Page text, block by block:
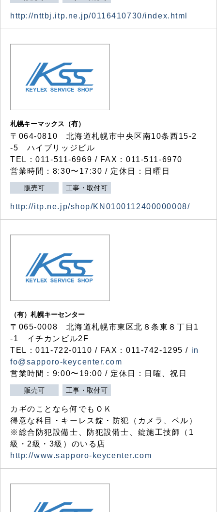
http://nttbj.itp.ne.jp/0116410730/index.html
札幌キーマックス（有）
〒064-0810 北海道札幌市中央区南10条西15-2
-5 ハイブリッジビル
TEL：011-511-6969 / FAX：011-511-6970
営業時間：8:30〜17:30 / 定休日：日曜日
販売可 工事・取付可
http://itp.ne.jp/shop/KN0100112400000008/
（有）札幌キーセンター
〒065-0008 北海道札幌市東区北８条東８丁目1
-1 イチカンビル2F
TEL：011-722-0110 / FAX：011-742-1295 / in
fo@sapporo-keycenter.com
営業時間：9:00〜19:00 / 定休日：日曜、祝日
販売可 工事・取付可
カギのことなら何でもＯＫ
得意な科目・キーレス錠・防犯（カメラ、ベル）
※総合防犯設備士、防犯設備士、錠施工技師（1
級・2級・3級）のいる店
http://www.sapporo-keycenter.com